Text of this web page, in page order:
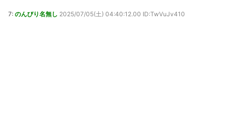
7: のんびり名無し 2025/07/05(土) 04:40:12.00 ID:TwVuJv410